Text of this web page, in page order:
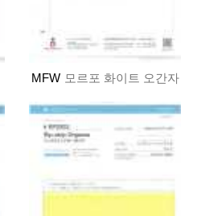
MFW 모르포 화이트 오간자